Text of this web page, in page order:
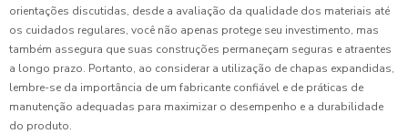
orientações discutidas, desde a avaliação da qualidade dos materiais até
os cuidados regulares, você não apenas protege seu investimento, mas
também assegura que suas construções permaneçam seguras e atraentes
a longo prazo. Portanto, ao considerar a utilização de chapas expandidas,
lembre-se da importância de um fabricante confiável e de práticas de
manutenção adequadas para maximizar o desempenho e a durabilidade
do produto.